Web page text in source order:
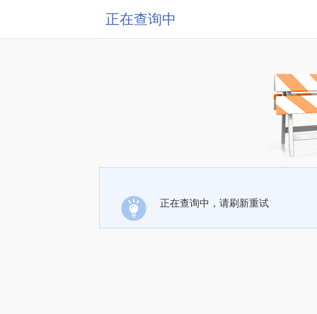
正在查询中
正在查询中，请刷新重试